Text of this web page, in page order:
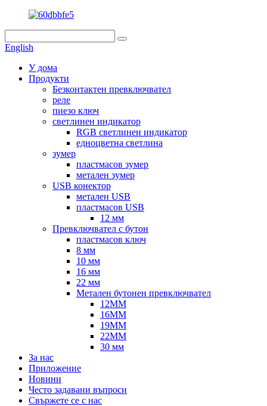
English
У дома
Продукти
Безконтактен превключвател
реле
пиезо ключ
светлинен индикатор
RGB светлинен индикатор
едноцветна светлина
зумер
пластмасов зумер
метален зумер
USB конектор
метален USB
пластмасов USB
12 мм
Превключвател с бутон
пластмасов ключ
8 мм
10 мм
16 мм
22 мм
Метален бутонен превключвател
12MM
16MM
19MM
22MM
30 мм
За нас
Приложение
Новини
Често задавани въпроси
Свържете се с нас